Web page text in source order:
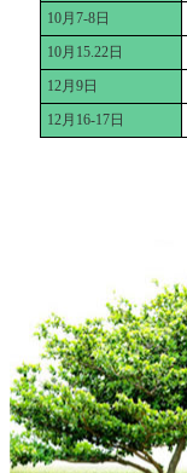
10月7-8日
10月15.22日
12月9日
12月16-17日